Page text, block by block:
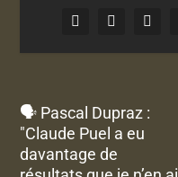
🗣 Pascal Dupraz :
"Claude Puel a eu
davantage de